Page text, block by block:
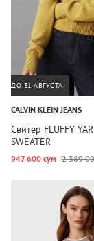
ДО 31 АВГУСТА!
CALVIN KLEIN JEANS
Свитер FLUFFY
SWEATER
947 600 сум 2 369